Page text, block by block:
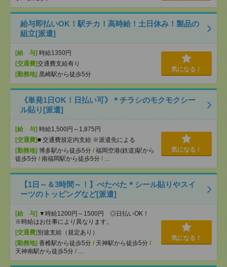
給与即払いOK！駅チカ！高時給！土日休み！製品の
組立[派遣]
[給 与] 時給1350円
[交通費]交通費支給有り
[勤務地] 黒崎駅から徒歩5分
気になる！
《単発1日OK！日払い可》＊チラシのモクモクシー
ル貼り[派遣]
[給 与] 時給1,500円～1,875円
[交通費]■ 交通費規定内支給 ※派遣先による
[勤務地] 博多駅から徒歩5分 / 福岡空港(鉄道)駅から
徒歩5分 / 南福岡駅から徒歩5分 / …
気になる！
【1日～＆3時間～！】ぺたぺた＊シール貼りやスイ
ーツのトッピングなど[派遣]
[給 与] ▼時給1200円～1500円 ◎日払いOK！
※時給はお仕事により異なります。
[交通費] 別途支給（規定あり）
[勤務地] 香椎駅から徒歩5分 / 天神駅から徒歩5分 /
天神南駅から徒歩5分 / …
気になる！